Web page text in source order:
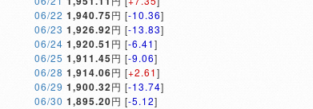
06/22 1,940.75円 [-10.36]
06/23 1,926.92円 [-13.83]
06/24 1,920.51 円 [-6.41]
06/25 1,911.45円 [-9.06]
06/28 1,914.06円 [+2.61]
06/29 1,900.32円 [-13.74]
06/30 1,895.20円 [-5.12]